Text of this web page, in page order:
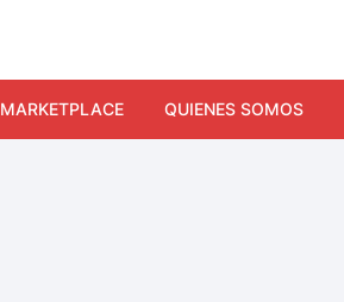
MARKETPLACE QUIENES SOMOS